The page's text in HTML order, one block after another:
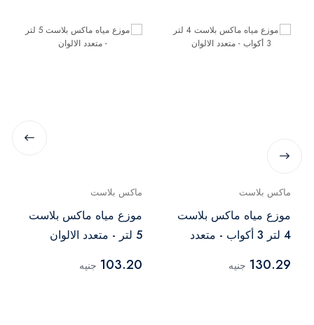
ماكس بلاست
موزع مياه ماكس بلاست
4 لتر 3 أكواب - متعدد
130.29 جنيه
ماكس بلاست
موزع مياه ماكس بلاست
5 لتر - متعدد الالوان
103.20 جنيه